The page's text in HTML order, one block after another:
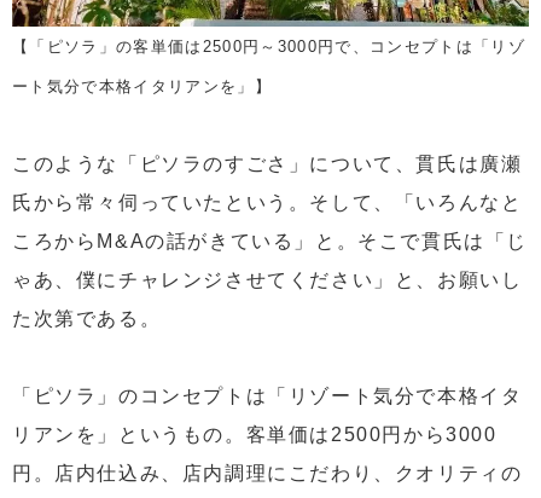
【「ピソラ」の客単価は2500円～3000円で、コンセプトは「リゾ
ート気分で本格イタリアンを」】
このような「ピソラのすごさ」について、貫氏は廣瀬
氏から常々伺っていたという。そして、「いろんなと
ころからM&Aの話がきている」と。そこで貫氏は「じ
ゃあ、僕にチャレンジさせてください」と、お願いし
た次第である。
「ピソラ」のコンセプトは「リゾート気分で本格イタ
リアンを」というもの。客単価は2500円から3000
円。店内仕込み、店内調理にこだわり、クオリティの